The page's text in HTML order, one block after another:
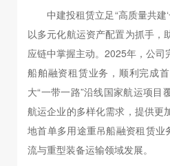
中建投租赁立足“高质量共建
以多元化航运资产配置为抓手，
应链中掌握主动。2025年，公司
船舶融资租赁业务，顺利完成
大“一带一路”沿线国家航运项目
航运企业的多样化需求，提供更
地首单多用途重吊船融资租赁业
流与重型装备运输领域发展。